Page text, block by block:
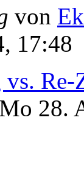
von
17:48
28.